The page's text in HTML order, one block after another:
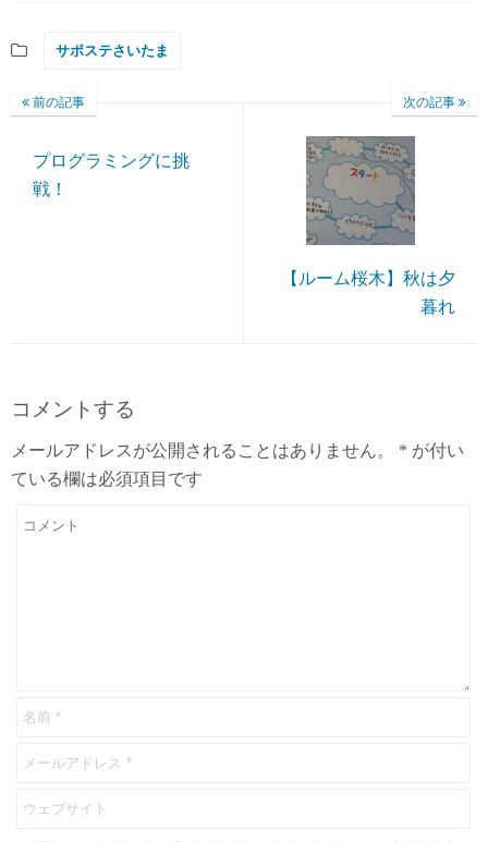
サポステさいたま
前の記事
プログラミングに挑
戦！
次の記事
【ルーム桜木】秋は夕
暮れ
コメントする
メールアドレスが公開されることはありません。 * が付い
ている欄は必須項目です